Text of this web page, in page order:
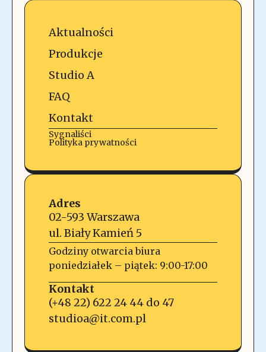
Aktualności
Produkcje
Studio A
FAQ
Kontakt
Sygnaliści
Polityka prywatności
Adres
02-593 Warszawa
ul. Biały Kamień 5
Godziny otwarcia biura
poniedziałek – piątek: 9:00-17:00
Kontakt
(+48 22) 622 24 44 do 47
studioa@it.com.pl